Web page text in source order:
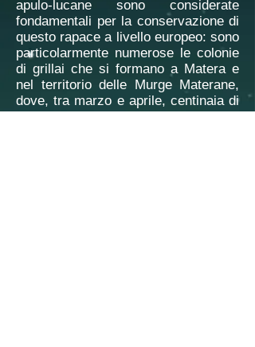
apulo-lucane sono considerate
fondamentali per la conservazione di
questo rapace a livello europeo: sono
particolarmente numerose le colonie
di grillai che si formano a Matera e
nel territorio delle Murge Materane,
dove, tra marzo e aprile, centinaia di
individui vi arrivano dai luoghi di